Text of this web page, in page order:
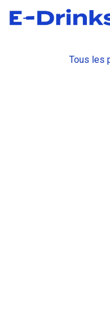
Se rendre au contenu
Tous les